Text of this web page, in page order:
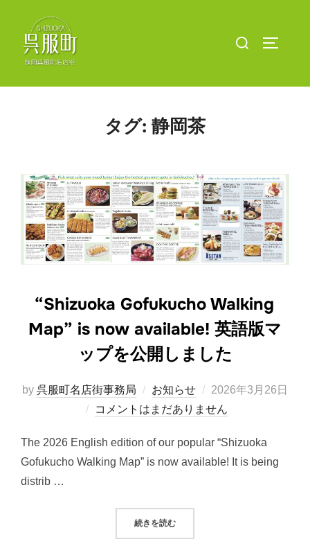
ツ
検
タグ: 静岡茶
“Shizuoka Gofukucho Walking
Map” is now available! 英語版マ
ップを公開しました
by 呉服町名店街事務局 お知らせ
投
稿
2026年3月26日
コメントはまだありません
The 2026 English edition of our popular “Shizuoka
Gofukucho Walking Map” is now available! It is being
distrib …
続きを読む““SHIZUOKA GOFUKUCHO